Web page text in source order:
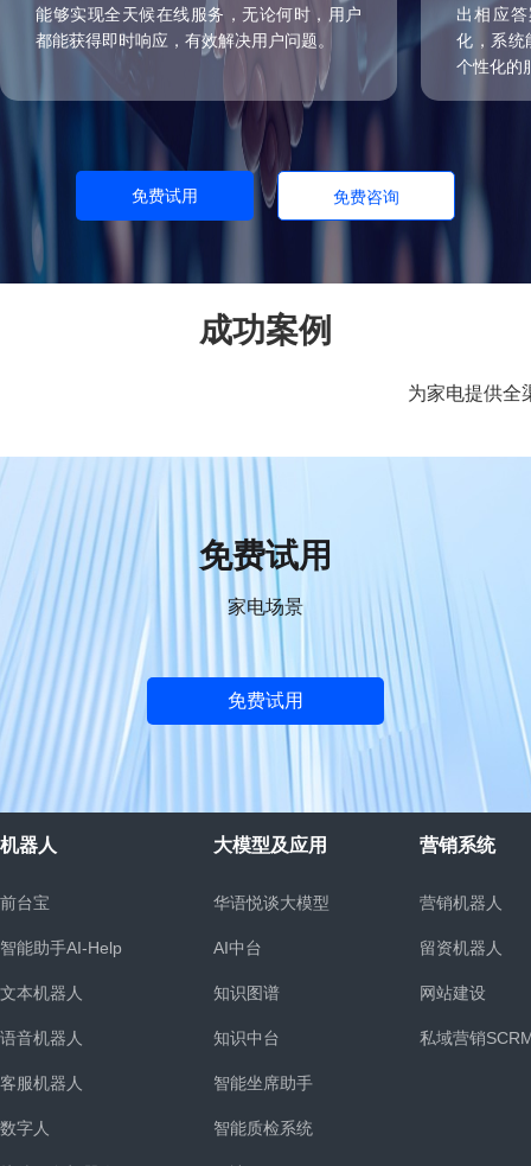
能够实现全天候在线服务，无论何时，用户
都能获得即时响应，有效解决用户问题。
出相应
化，系统
个性化的
免费试用 免费咨询
成功案例
为家电提供全
免费试用
家电场景
免费试用
机器人
前台宝
智能助手AI-Help
文本机器人
语音机器人
客服机器人
数字人
大模型及应用
华语悦谈大模型
AI中台
知识图谱
知识中台
智能坐席助手
智能质检系统
营销系统
营销机器人
留资机器人
网站建设
私域营销